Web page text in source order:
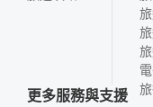
更多服務與支援